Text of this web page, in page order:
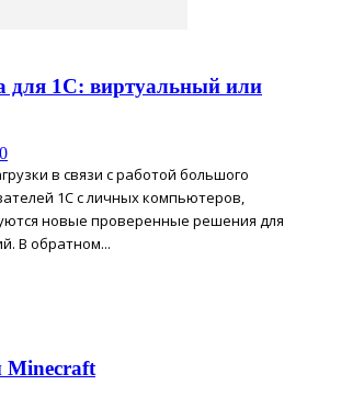
для 1С: виртуальный или
0
в связи с работой большого
1С с личных компьютеров,
новые проверенные решения для
В обратном...